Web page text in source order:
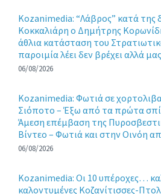
Kozanimedia: “Λάβρος” κατά της
Κοκκαλιάρη ο Δημήτρης
άθλια κατάσταση του
παροιμία λέει δεν βρέχει αλλά
06/08/2026
Kozanimedia: Φωτιά σε
Σιόποτο – Έξω από τα πρώτα
Άμεση επέμβαση της
Βίντεο – Φωτιά και στην Οινόη
06/08/2026
Kozanimedia: Οι 10 υπέροχες…
καλοντυμένες Κοζανίτισσες-